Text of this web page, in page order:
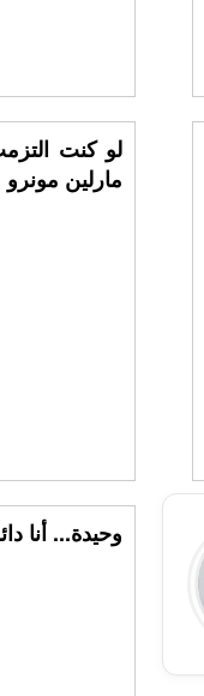
لو كنت
مارلين مونرو
وحيدة... أنا